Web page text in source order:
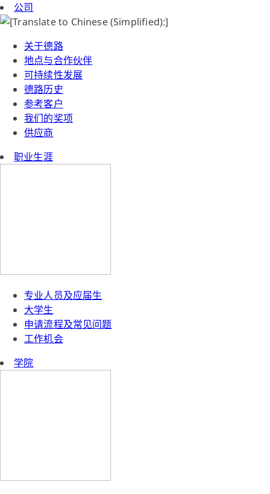
公司
关于德路
地点与合作伙伴
可持续性发展
德路历史
参考客户
我们的奖项
供应商
职业生涯
专业人员及应届生
大学生
申请流程及常见问题
工作机会
学院